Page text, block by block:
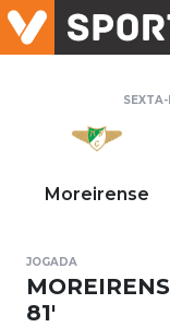
Moreirense
JOGADA
81'